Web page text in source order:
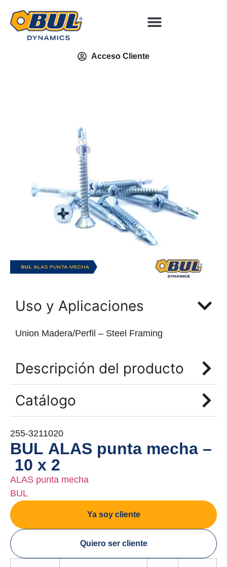
Acceso Cliente
Uso y Aplicaciones
Union Madera/Perfil – Steel Framing
Descripción del producto
Catálogo
255-3211020
BUL ALAS punta mecha –
10 x 2
ALAS punta mecha
BUL
Ya soy cliente
Quiero ser cliente